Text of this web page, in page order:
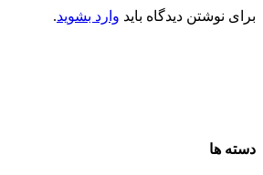
برای نوشتن دیدگاه باید وارد بشوید.
دسته ها